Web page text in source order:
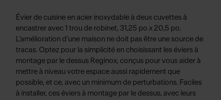
Évier de cuisine en acier inoxydable à deux cuvettes à
encastrer avec 1 trou de robinet, 31,25 po x 20,5 po.
L’amélioration d’une maison ne doit pas être une source de
tracas. Optez pour la simplicité en choisissant les éviers à
montage par le dessus Reginox, conçus pour vous aider à
mettre à niveau votre espace aussi rapidement que
possible, et ce, avec un minimum de perturbations. Faciles
à installer, ces éviers à montage par le dessus, avec leurs